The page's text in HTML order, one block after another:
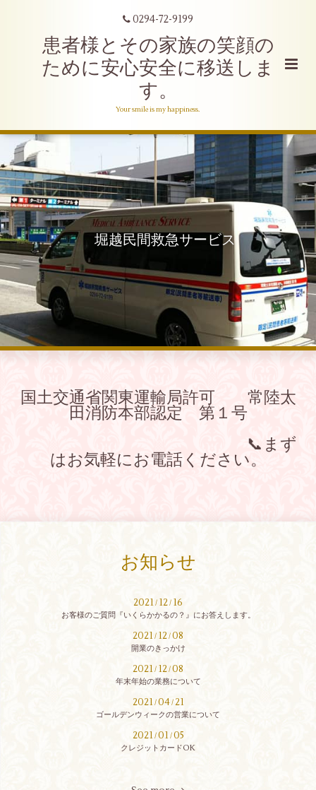
0294-72-9199
患者様とその家族の笑顔の
ために安心安全に移送しま
す。
Your smile is my happiness.
堀越民間救急サービス
国土交通省関東運輸局許可 常陸太
田消防本部認定 第１号
📞まず
はお気軽にお電話ください。
お知らせ
2021/ 12/ 16
お客様のご質問『いくらかかるの？』にお答えします。
2021/ 12/08
開業のきっかけ
2021/ 12/08
年末年始の業務について
2021 /04/21
ゴールデンウィークの営業について
2021 /01 /05
クレジットカードOK